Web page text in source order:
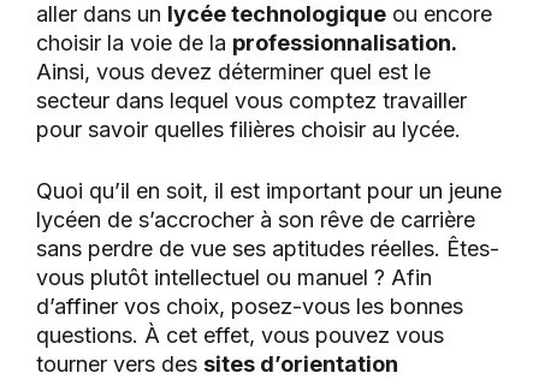
aller dans un lycée technologique ou encore
choisir la voie de la professionnalisation.
Ainsi, vous devez déterminer quel est le
secteur dans lequel vous comptez travailler
pour savoir quelles filières choisir au lycée.
Quoi qu’il en soit, il est important pour un jeune
lycéen de s’accrocher à son rêve de carrière
sans perdre de vue ses aptitudes réelles. Êtes-
vous plutôt intellectuel ou manuel ? Afin
d’affiner vos choix, posez-vous les bonnes
questions. À cet effet, vous pouvez vous
tourner vers des sites d’orientation